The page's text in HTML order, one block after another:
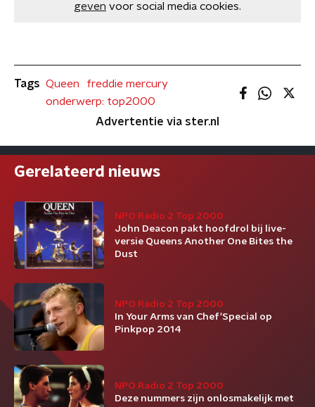
geven voor social media cookies.
Tags Queen
freddie mercury
onderwerp: top2000
Advertentie via ster.nl
Gerelateerd nieuws
NPO Radio 2 Top 2000
John Deacon pakt hoofdrol bij live-
versie Queens Another One Bites the
Dust
NPO Radio 2 Top 2000
In Your Arms van Chef'Special op
Pinkpop 2014
NPO Radio 2 Top 2000
Deze nummers zijn onlosmakelijk met